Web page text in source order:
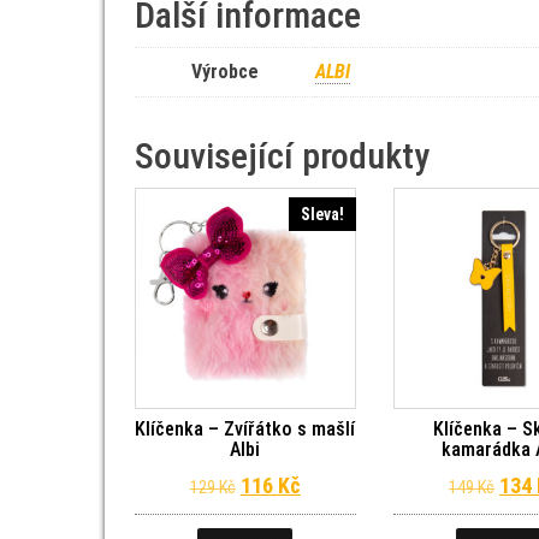
Další informace
Výrobce ALBI
Související produkty
Sleva!
Klíčenka – Zvířátko s mašlí
Albi
129Kč Původní cena byla: 129 Kč.
116 KčAktuální cena je: 116 Kč.
Klíčenka –
kamarádka
149Kč 134